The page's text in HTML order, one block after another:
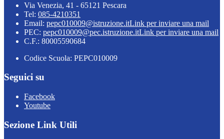
Via Venezia, 41 - 65121 Pescara
Tel: 085-4210351
Email: pepc010009@istruzione.itLink per inviare una mail
PEC: pepc010009@pec.istruzione.itLink per inviare una mail
C.F.: 80005590684
Codice Scuola: PEPC010009
Seguici su
Facebook
Youtube
Sezione Link Utili